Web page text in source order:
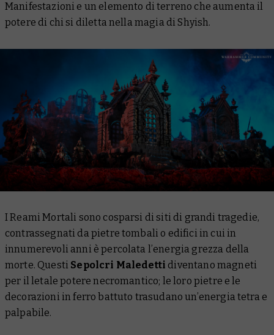
Manifestazioni e un elemento di terreno che aumenta il
potere di chi si diletta nella magia di Shyish.
I Reami Mortali sono cosparsi di siti di grandi tragedie,
contrassegnati da pietre tombali o edifici in cui in
innumerevoli anni è percolata l’energia grezza della
morte. Questi Sepolcri Maledetti diventano magneti
per il letale potere necromantico; le loro pietre e le
decorazioni in ferro battuto trasudano un’energia tetra e
palpabile.